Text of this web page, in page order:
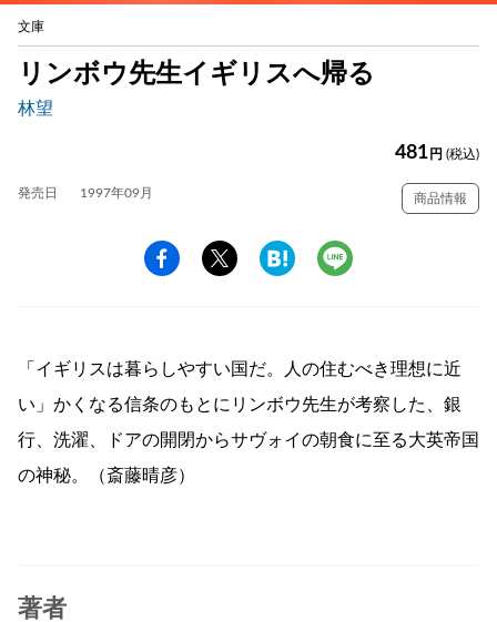
文庫
リンボウ先生イギリスへ帰る
林望
481 円 (税込)
発売日 1997年09月 商品情報
「イギリスは暮らしやすい国だ。人の住むべき理想に近
い」かくなる信条のもとにリンボウ先生が考察した、銀
行、洗濯、ドアの開閉からサヴォイの朝食に至る大英帝国
の神秘。（斎藤晴彦）
著者